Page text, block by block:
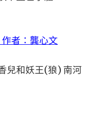
作者：龔心文
兒和妖王(狼) 南河